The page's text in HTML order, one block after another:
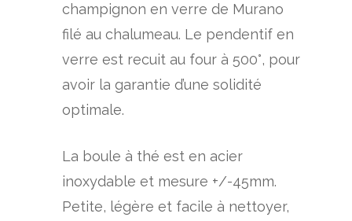
champignon en verre de Murano
filé au chalumeau. Le pendentif en
verre est recuit au four à 500°, pour
avoir la garantie d’une solidité
optimale.
La boule à thé est en acier
inoxydable et mesure +/-45mm.
Petite, légère et facile à nettoyer,